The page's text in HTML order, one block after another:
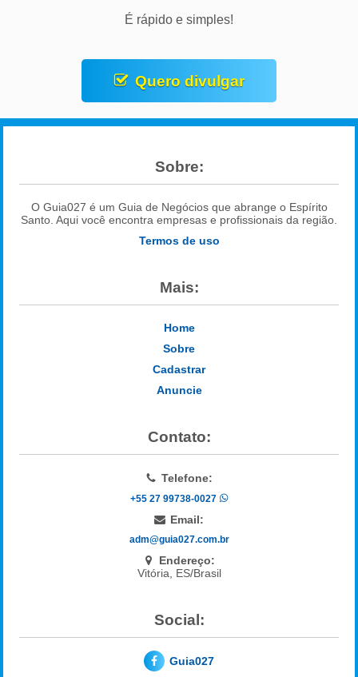
É rápido e simples!
Quero divulgar
Sobre:
O Guia027 é um Guia de Negócios que abrange o Espírito
Santo. Aqui você encontra empresas e profissionais da região.
Termos de uso
Mais:
Home
Sobre
Cadastrar
Anuncie
Contato:
Telefone:
+55 27 99738-0027
Email:
adm@guia027.com.br
Endereço:
Vitória, ES/Brasil
Social:
Guia027